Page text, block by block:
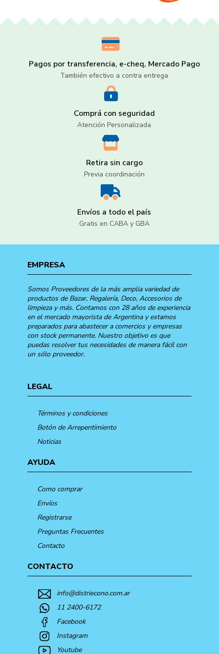
Pagos por transferencia, e-cheq, Mercado Pago
También efectivo a contra entrega
Comprá con seguridad
Atención Personalizada
Retira sin cargo
Previa coordinación
Envíos a todo el país
Gratis en CABA y GBA
EMPRESA
Somos Proveedores de la más amplia variedad de
productos de Bazar, Regalería, Deco, Accesorios de
limpieza y más. Contamos con 28 años de experiencia
en el mercado mayorista de Argentina y estamos
preparados para abastecer a comercios y empresas
con stock permanente. Nuestro objetivo es que
puedas resolver tus necesidades de manera fácil con
un sólo proveedor.
LEGAL
Términos y condiciones
Botón de Arrepentimiento
Noticias
AYUDA
Como comprar
Envíos
Registrarse
Preguntas Frecuentes
Contacto
CONTACTO
info@distriecono.com.ar
11 2400-6172
Facebook
Instagram
Youtube